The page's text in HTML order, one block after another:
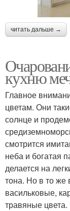
читать дальше →
кухню
Главное
цветам. Они
солнце и
смотрится
неба и богатая
делается на
тона. Но в то же
васильковые,
травяные цвета.